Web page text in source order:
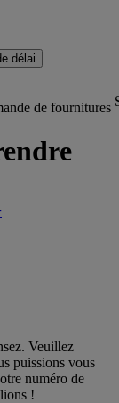
délai
de fournitures
Veuillez
puissions vous
numéro de
!